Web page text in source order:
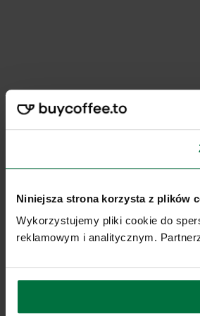
Niniejsza strona korzysta z plików
Wykorzystujemy pliki cookie do
reklamowym i analitycznym.